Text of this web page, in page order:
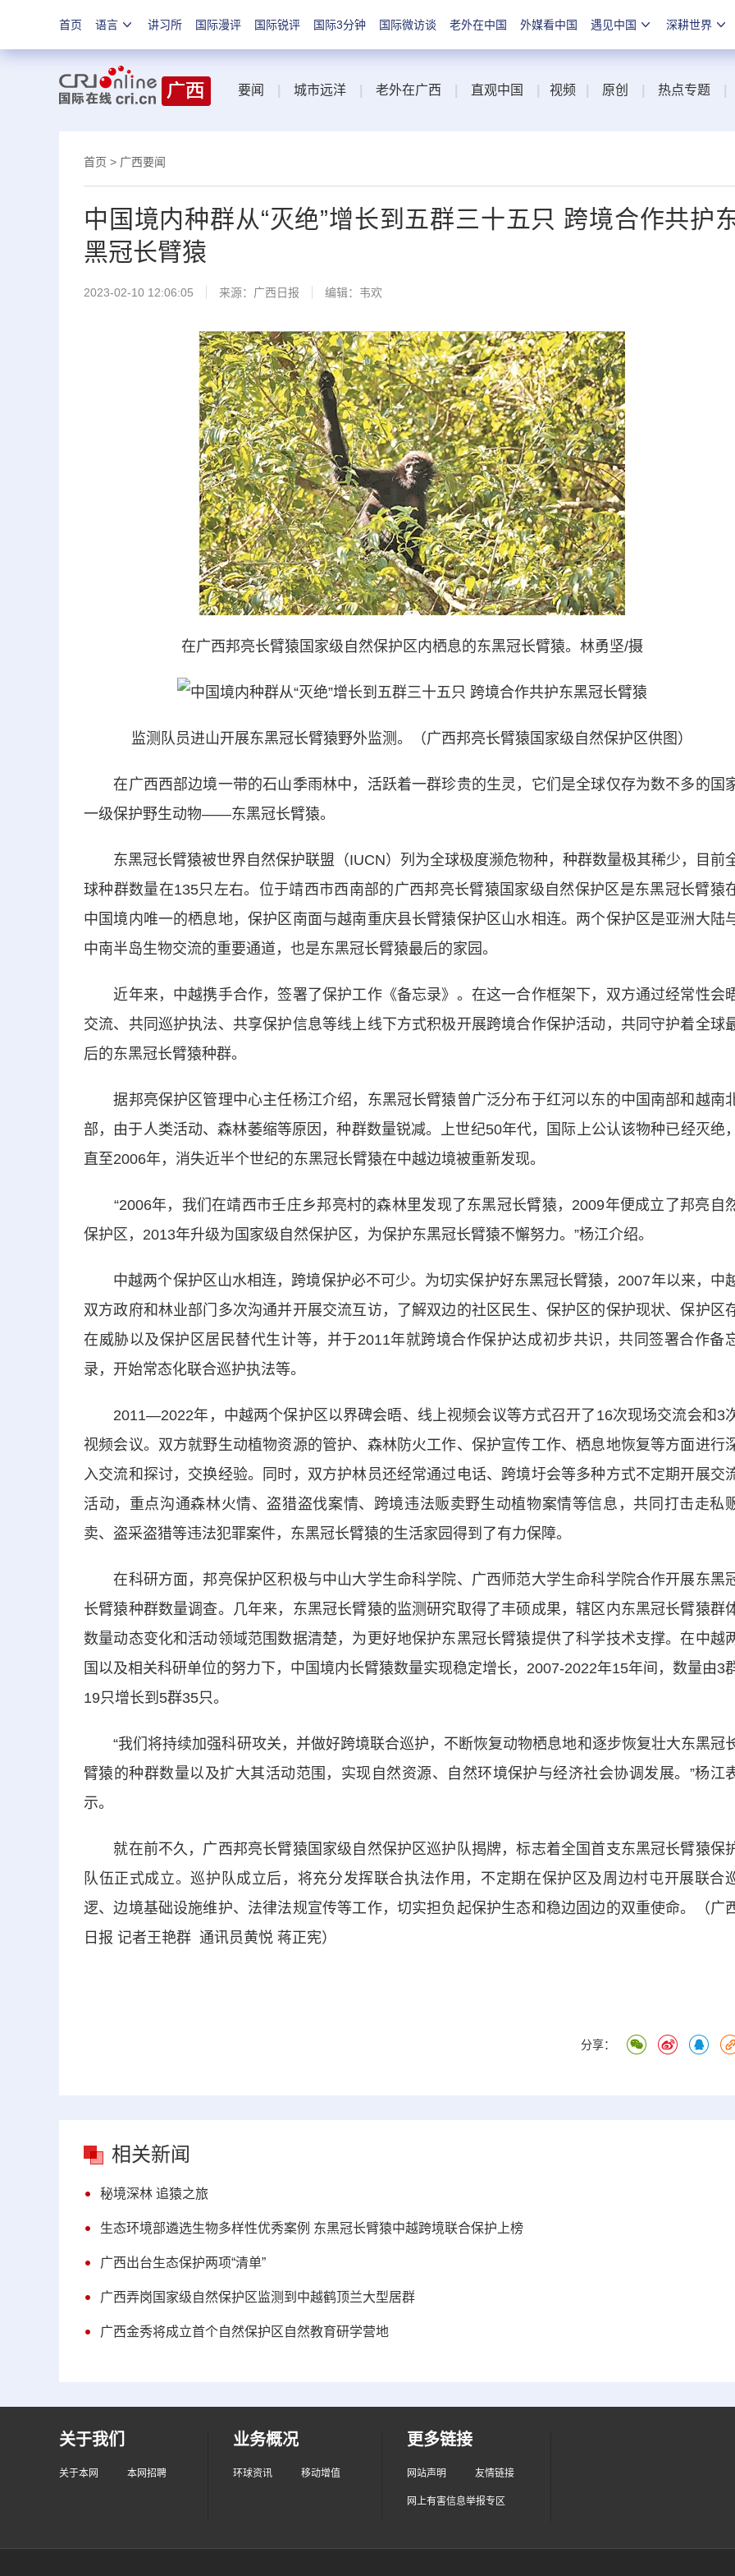
首页 语言 讲习所 国际漫评 国际锐评 国际3分钟 国际微访谈 老外在中国 外媒看中国 遇见中国 深耕世界
要闻 城市远洋 老外在广西 直观中国 视频 原创 热点专题
首页 > 广西要闻
中国境内种群从“灭绝”增长到五群三十五只 跨境合作共护
黑冠长臂猿
2023-02-10 12:06:05 来源： 广西日报 编辑：韦欢
在广西邦亮长臂猿国家级自然保护区内栖息的东黑冠长臂猿。林勇坚/摄
监测队员进山开展东黑冠长臂猿野外监测。（广西邦亮长臂猿国家级自然保护区供图）
在广西西部边境一带的石山季雨林中，活跃着一群珍贵的生灵，它们是全球仅存为数不多的国
一级保护野生动物——东黑冠长臂猿。
东黑冠长臂猿被世界自然保护联盟（IUCN）列为全球极度濒危物种，种群数量极其稀少，目前
球种群数量在135只左右。位于靖西市西南部的广西邦亮长臂猿国家级自然保护区是东黑冠长臂猿
中国境内唯一的栖息地，保护区南面与越南重庆县长臂猿保护区山水相连。两个保护区是亚洲大陆
中南半岛生物交流的重要通道，也是东黑冠长臂猿最后的家园。
近年来，中越携手合作，签署了保护工作《备忘录》。在这一合作框架下，双方通过经常性会
交流、共同巡护执法、共享保护信息等线上线下方式积极开展跨境合作保护活动，共同守护着全球
后的东黑冠长臂猿种群。
据邦亮保护区管理中心主任杨江介绍，东黑冠长臂猿曾广泛分布于红河以东的中国南部和越南
部，由于人类活动、森林萎缩等原因，种群数量锐减。上世纪50年代，国际上公认该物种已经灭绝，
直至2006年，消失近半个世纪的东黑冠长臂猿在中越边境被重新发现。
“2006年，我们在靖西市壬庄乡邦亮村的森林里发现了东黑冠长臂猿，2009年便成立了邦亮自
保护区，2013年升级为国家级自然保护区，为保护东黑冠长臂猿不懈努力。”杨江介绍。
中越两个保护区山水相连，跨境保护必不可少。为切实保护好东黑冠长臂猿，2007年以来，中
双方政府和林业部门多次沟通并开展交流互访，了解双边的社区民生、保护区的保护现状、保护区
在威胁以及保护区居民替代生计等，并于2011年就跨境合作保护达成初步共识，共同签署合作备
录，开始常态化联合巡护执法等。
2011—2022年，中越两个保护区以界碑会晤、线上视频会议等方式召开了16次现场交流会和3
视频会议。双方就野生动植物资源的管护、森林防火工作、保护宣传工作、栖息地恢复等方面进行
入交流和探讨，交换经验。同时，双方护林员还经常通过电话、跨境圩会等多种方式不定期开展交
活动，重点沟通森林火情、盗猎盗伐案情、跨境违法贩卖野生动植物案情等信息，共同打击走私
卖、盗采盗猎等违法犯罪案件，东黑冠长臂猿的生活家园得到了有力保障。
在科研方面，邦亮保护区积极与中山大学生命科学院、广西师范大学生命科学院合作开展东黑
长臂猿种群数量调查。几年来，东黑冠长臂猿的监测研究取得了丰硕成果，辖区内东黑冠长臂猿群
数量动态变化和活动领域范围数据清楚，为更好地保护东黑冠长臂猿提供了科学技术支撑。在中越
国以及相关科研单位的努力下，中国境内长臂猿数量实现稳定增长，2007-2022年15年间，数量由3
19只增长到5群35只。
“我们将持续加强科研攻关，并做好跨境联合巡护，不断恢复动物栖息地和逐步恢复壮大东黑冠
臂猿的种群数量以及扩大其活动范围，实现自然资源、自然环境保护与经济社会协调发展。”杨江
示。
就在前不久，广西邦亮长臂猿国家级自然保护区巡护队揭牌，标志着全国首支东黑冠长臂猿保
队伍正式成立。巡护队成立后，将充分发挥联合执法作用，不定期在保护区及周边村屯开展联合
逻、边境基础设施维护、法律法规宣传等工作，切实担负起保护生态和稳边固边的双重使命。（广
日报 记者王艳群 通讯员黄悦 蒋正宪）
分享：
相关新闻
秘境深林 追猿之旅
生态环境部遴选生物多样性优秀案例 东黑冠长臂猿中越跨境联合保护上榜
广西出台生态保护两项“清单”
广西弄岗国家级自然保护区监测到中越鹤顶兰大型居群
广西金秀将成立首个自然保护区自然教育研学营地
关于我们
关于本网 本网招聘
业务概况
环球资讯 移动增值
更多链接
网站声明 友情链接
网上有害信息举报专区